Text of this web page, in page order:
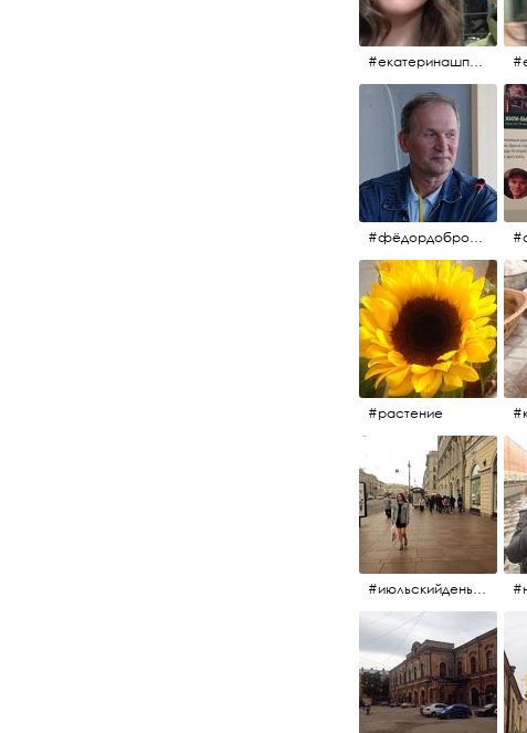
#екатеринашпица #шпица @ekaterinashpitsa
#фёдордобронравов #кино #хорошеекино #жилибыли
#растение
#июльскийдень2017 #15july2017 #невский